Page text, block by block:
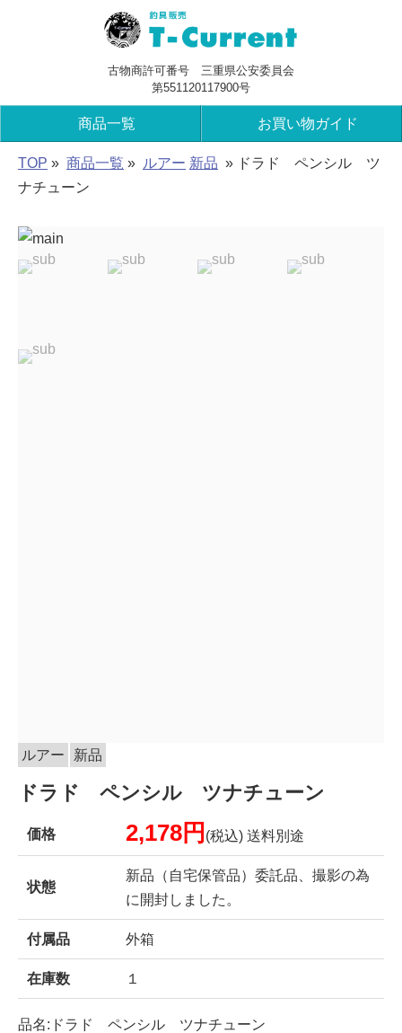
古物商許可番号 三重県公安委員会
第551120117900号
商品一覧 お買い物ガイド
TOP » 商品一覧 » ルアー 新品 » ドラド ペンシル ツ
ナチューン
ルアー 新品
ドラド ペンシル ツナチューン
価格 2,178円 (税込) 送料別途
状態
新品（自宅保管品）委託品、撮影の為
に開封しました。
付属品 外箱
在庫数 １
品名:ドラド ペンシル ツナチューン